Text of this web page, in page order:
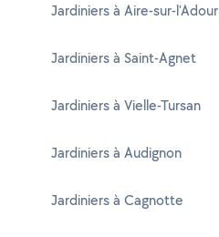
Jardiniers à Aire-sur-l'Adour
Jardiniers à Saint-Agnet
Jardiniers à Vielle-Tursan
Jardiniers à Audignon
Jardiniers à Cagnotte